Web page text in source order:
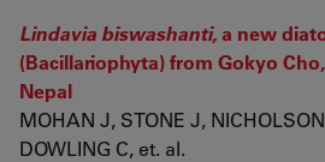
Lindavia biswashanti,a new
(Bacillariophyta) from Gokyo
Nepal
MOHAN J, STONE J,
DOWLING C, et. al.